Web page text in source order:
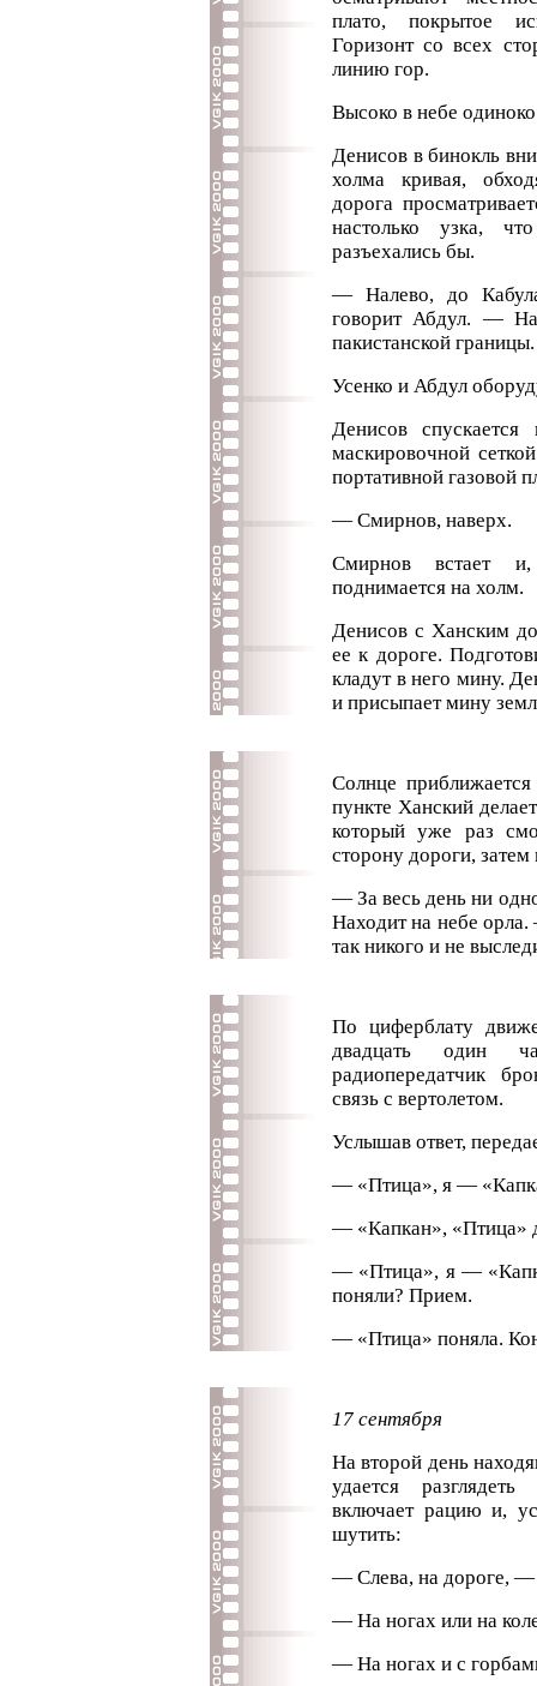
плато, покрытое
Горизонт со всех
линию гор.
Высоко в небе
Денисов в бинокль
холма кривая,
дорога
настолько узка,
разъехались бы.
— Налево, до
говорит Абдул. —
пакистанской границы.
Усенко и Абдул
Денисов
маскировочной
портативной газовой
— Смирнов, наверх.
Смирнов встает и,
поднимается на холм.
Денисов с Ханским
ее к дороге.
кладут в него мину.
и присыпает мину
Солнце
пункте Ханский
который уже раз
сторону дороги,
— За весь день ни
Находит на небе
так никого и не
По циферблату
двадцать один
радиопередатчик
связь с вертолетом.
Услышав ответ,
— «Птица», я —
— «Капкан», «Птица»
— «Птица», я —
поняли? Прием.
— «Птица» поняла.
17 сентября
На второй день
удается
включает рацию и,
шутить:
— Слева, на дороге, —
— На ногах или на
— На ногах и с